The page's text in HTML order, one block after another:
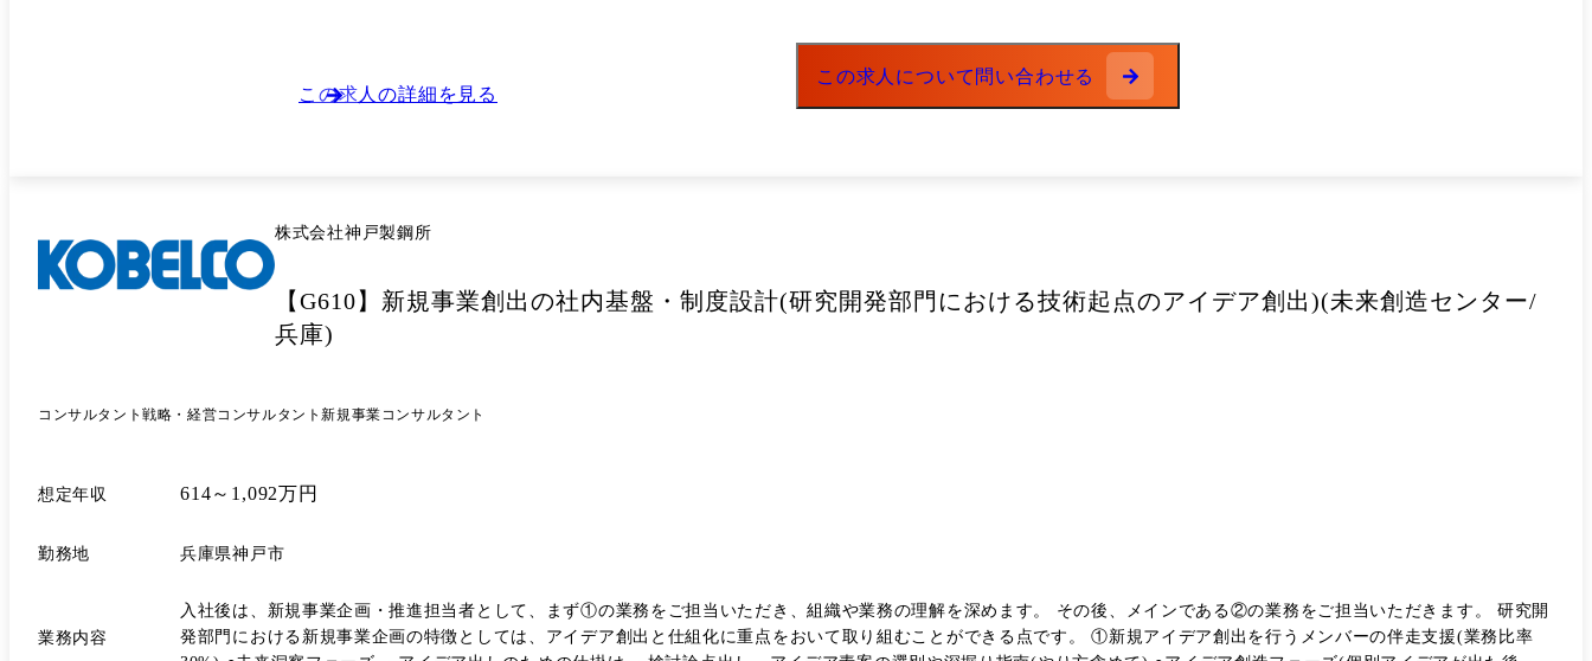
この求人の詳細を見る
この求人について問い合わせる
株式会社神戸製鋼所
【G610】新規事業創出の社内基盤・制度設計(研究開発部門における技術起点のアイデア創出)(未来創造センター/
兵庫)
コンサルタント戦略・経営コンサルタント新規事業コンサルタント
想定年収 614～1,092万円
勤務地 兵庫県神戸市
業務内容
入社後は、新規事業企画・推進担当者として、まず①の業務をご担当いただき、組織や業務の理解を深めます。 その後、メインである②の業務をご担当いただきます。 研究開
発部門における新規事業企画の特徴としては、アイデア創出と仕組化に重点をおいて取り組むことができる点です。 ①新規アイデア創出を行うメンバーの伴走支援(業務比率